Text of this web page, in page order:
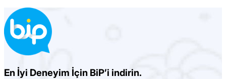
En İyi Deneyim İçin BiP’i indirin.